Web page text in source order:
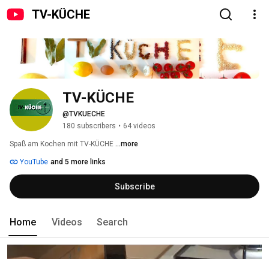
TV-KÜCHE
TV-KÜCHE
@TVKUECHE
180 subscribers • 64 videos
Spaß am Kochen mit TV-KÜCHE ...more
YouTube and 5 more links
Subscribe
Home Videos Search